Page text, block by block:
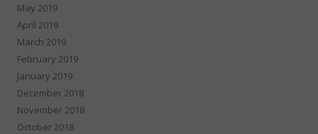
May 2019
April 2019
March 2019
February 2019
January 2019
December 2018
November 2018
October 2018